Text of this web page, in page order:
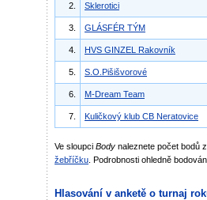
2. Sklerotici
3. GLÁSFÉR TÝM
4. HVS GINZEL Rakovník
5. S.O.Pišišvorové
6. M-Dream Team
7. Kuličkový klub CB Neratovice
Ve sloupci Body naleznete počet bodů
žebříčku . Podrobnosti ohledně
Hlasování v anketě o turnaj